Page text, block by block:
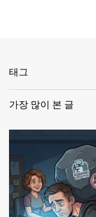
태그
가장 많이 본 글